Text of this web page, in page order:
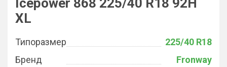
Icepower 868 225/40 R18 92H
XL
Типоразмер
225/40 R18
Бренд
Fronway